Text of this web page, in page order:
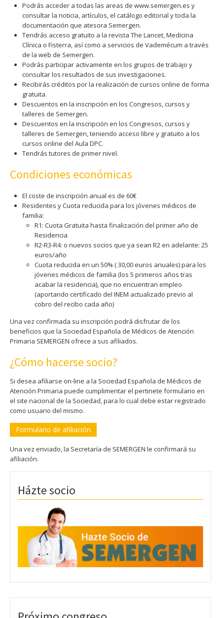
Podrás acceder a todas las areas de www.semergen.es y
consultar la noticia, artículos, el catálogo editorial y toda la
documentación que atesora Semergen.
Tendrás acceso gratuito a la revista The Lancet, Medicina
Clínica o Fisterra, así como a servicios de Vademécum a través
de la web de Semergen.
Podrás participar activamente en los grupos de trabajo y
consultar los resultados de sus investigaciones.
Recibirás créditos por la realización de cursos online de forma
gratuita.
Descuentos en la inscripción en los Congresos, cursos y
talleres de Semergen.
Descuentos en la inscripción en los Congresos, cursos y
talleres de Semergen, teniendo acceso libre y gratuito a los
cursos online del Aula DPC.
Tendrás tutores de primer nivel.
Condiciones económicas
El coste de inscripción anual es de 60€
Residentes y Cuota reducida para los jóvenes médicos de
familia:
R1: Cuota Gratuita hasta finalización del primer año de
Residencia
R2-R3-R4: o nuevos socios que ya sean R2 en adelante: 25
euros/año
Cuota reducida en un 50% ( 30,00 euros anuales) para los
jóvenes médicos de familia (los 5 primeros años tras
acabar la residencia), que no encuentran empleo
(aportando certificado del INEM actualizado previo al
cobro del recibo cada año)
Una vez confirmada su inscripción podrá disfrutar de los
beneficios que la Sociedad Española de Médicos de Atención
Primaria SEMERGEN ofrece a sus afiliados.
¿Cómo hacerse socio?
Si desea afiliarse on-line a la Sociedad Española de Médicos de
Atención Primaria puede cumplimentar el pertinete formulario en
el site nacional de la Sociedad, para lo cual debe estar registrado
como usuario del mismo.
Formulario de afiliación
Una vez enviado, la Secretaría de SEMERGEN le confirmará su
afiliación.
Házte socio